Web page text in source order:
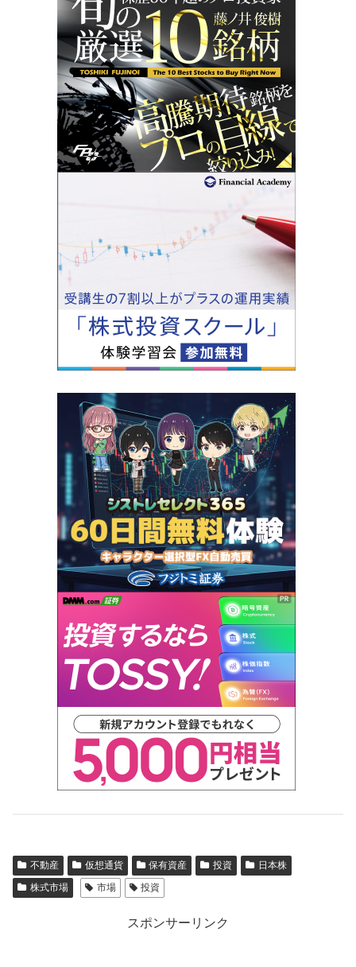
不動産 仮想通貨 保有資産 投資
日本株
株式市場
市場 投資
スポンサーリンク